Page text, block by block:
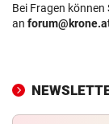
Bei Fragen
an